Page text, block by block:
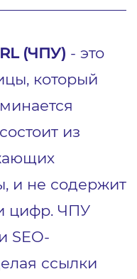
(ЧПУ) - это
который
из
и не содержит
цифр. ЧПУ
SEO-
ссылки